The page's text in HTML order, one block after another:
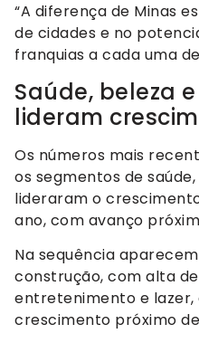
“A diferença de Minas
de cidades e no
franquias a cada uma
Saúde, beleza
lideram
Os números mais
os segmentos de
lideraram o
ano, com avanço
Na sequência
construção, com alta de
entretenimento e
crescimento próximo de